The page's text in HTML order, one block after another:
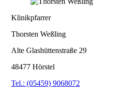
Klinikpfarrer
Thorsten Weßling
Alte Glashüttenstraße 29
48477 Hörstel
Tel.: (05459) 9068072